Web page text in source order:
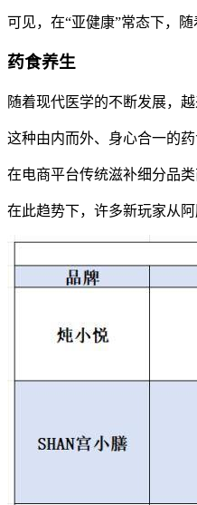
可见，在“亚健康”常态下，
药食养生
随着现代医学的不断发展，
这种由内而外、身心合一的
在电商平台传统滋补细分品
在此趋势下，许多新玩家从